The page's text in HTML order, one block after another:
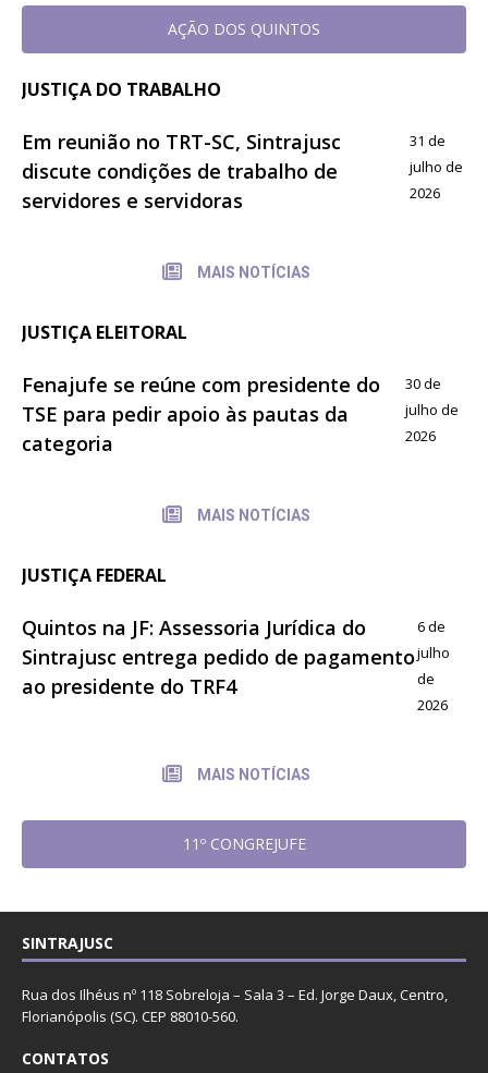
AÇÃO DOS QUINTOS
JUSTIÇA DO TRABALHO
Em reunião no TRT-SC, Sintrajusc
discute condições de trabalho de
servidores e servidoras
31 de
julho de
2026
MAIS NOTÍCIAS
JUSTIÇA ELEITORAL
Fenajufe se reúne com presidente do
TSE para pedir apoio às pautas da
categoria
30 de
julho de
2026
MAIS NOTÍCIAS
JUSTIÇA FEDERAL
Quintos na JF: Assessoria Jurídica do
Sintrajusc entrega pedido de pagamento
ao presidente do TRF4
6 de
julho
de
2026
MAIS NOTÍCIAS
11º CONGREJUFE
SINTRAJUSC
Rua dos Ilhéus nº 118 Sobreloja – Sala 3 – Ed. Jorge Daux, Centro,
Florianópolis (SC). CEP 88010-560.
CONTATOS